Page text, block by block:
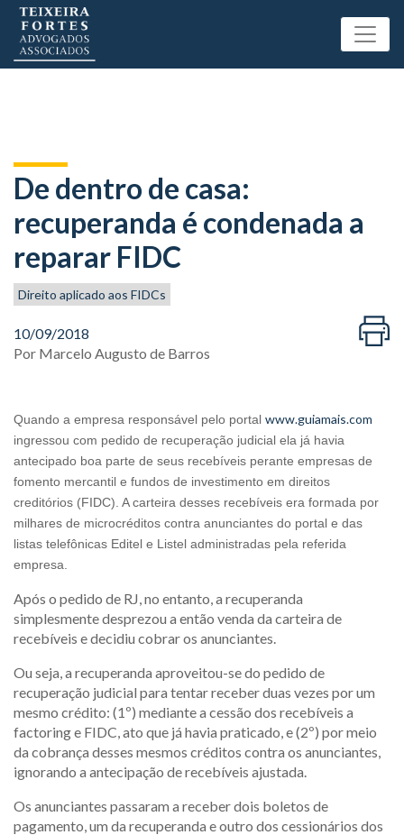
De dentro de casa:
recuperanda é condenada a
reparar FIDC
Direito aplicado aos FIDCs
10/09/2018
Por Marcelo Augusto de Barros
Quando a empresa responsável pelo portal www.guiamais.com
ingressou com pedido de recuperação judicial ela já havia
antecipado boa parte de seus recebíveis perante empresas de
fomento mercantil e fundos de investimento em direitos
creditórios (FIDC). A carteira desses recebíveis era formada por
milhares de microcréditos contra anunciantes do portal e das
listas telefônicas Editel e Listel administradas pela referida
empresa.
Após o pedido de RJ, no entanto, a recuperanda
simplesmente desprezou a então venda da carteira de
recebíveis e decidiu cobrar os anunciantes.
Ou seja, a recuperanda aproveitou-se do pedido de
recuperação judicial para tentar receber duas vezes por um
mesmo crédito: (1º) mediante a cessão dos recebíveis a
factoring e FIDC, ato que já havia praticado, e (2º) por meio
da cobrança desses mesmos créditos contra os anunciantes,
ignorando a antecipação de recebíveis ajustada.
Os anunciantes passaram a receber dois boletos de
pagamento, um da recuperanda e outro dos cessionários dos